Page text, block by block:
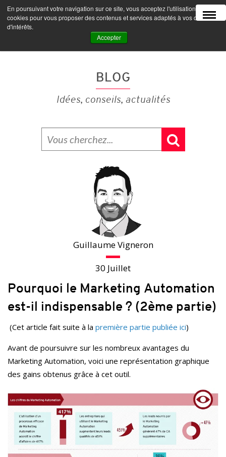
En poursuivant votre navigation sur ce site, vous acceptez l'utilisation de
cookies pour vous proposer des contenus et services adaptés à vos centres
d'intérêts.
Accepter
MENU
BLOG
Idées, conseils, actualités
Guillaume Vigneron
30 Juillet
Pourquoi le Marketing Automation
est-il indispensable ? (2ème partie)
(Cet article fait suite à la première partie publiée ici)
Avant de poursuivre sur les nombreux avantages du
Marketing Automation, voici une représentation graphique
des gains obtenus grâce à cet outil.